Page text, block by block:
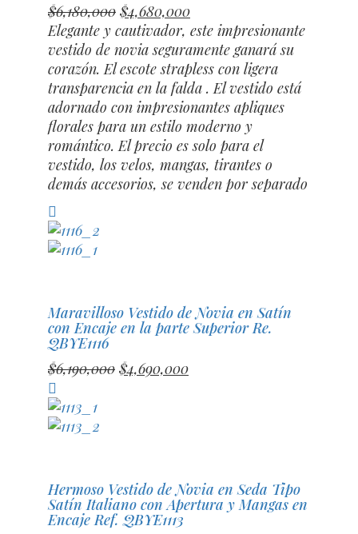
$6,180,000 El
precio
original
era:
$6,180,000.
$4,680,000El
precio
actual
es:
$4,680,000.
Elegante y cautivador, este impresionante
vestido de novia seguramente ganará su
corazón. El escote strapless con ligera
transparencia en la falda . El vestido está
adornado con impresionantes apliques
florales para un estilo moderno y
romántico. El precio es solo para el
vestido, los velos, mangas, tirantes o
demás accesorios, se venden por separado
Maravilloso Vestido de Novia en Satín
con Encaje en la parte Superior Re.
QBYE1116
$6,190,000 El
$4,690,000El
Hermoso Vestido de Novia en Seda Tipo
Satín Italiano con Apertura y Mangas en
Encaje Ref. QBYE1113